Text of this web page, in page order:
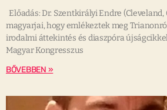
Előadás: Dr. Szentkirályi Endre (Cleveland,
magyarjai, hogy emlékeztek meg
irodalmi áttekintés és diaszpóra
Magyar Kongresszus
BŐVEBBEN »